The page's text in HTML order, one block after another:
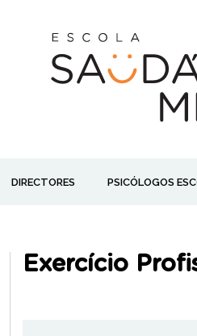
DIRECTORES PSICÓLOGOS
Exercício